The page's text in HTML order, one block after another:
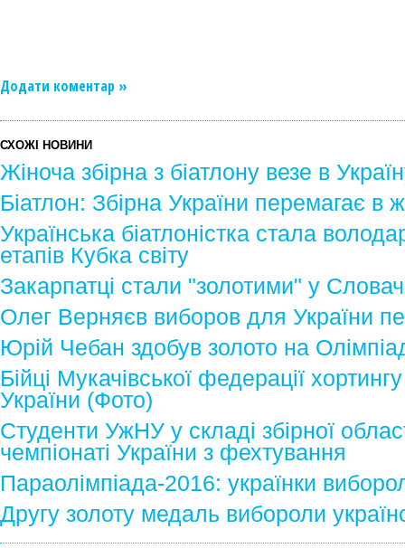
Додати коментар »
СХОЖІ НОВИНИ
Жіноча збірна з біатлону везе в
Біатлон: Збірна України перемагає в
Українська біатлоністка стала
етапів Кубка світу
Закарпатці стали "золотими" у
Олег Верняєв виборов для України
Юрій Чебан здобув золото на
Бійці Мукачівської федерації
України (Фото)
Студенти УжНУ у складі збірної
чемпіонаті України з фехтування
Параолімпіада-2016: українки
Другу золоту медаль вибороли